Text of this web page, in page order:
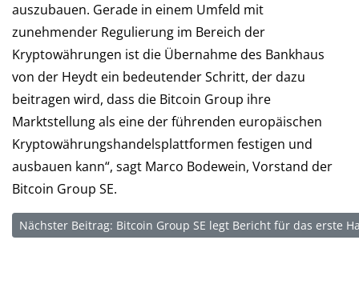
auszubauen. Gerade in einem Umfeld mit
zunehmender Regulierung im Bereich der
Kryptowährungen ist die Übernahme des Bankhaus
von der Heydt ein bedeutender Schritt, der dazu
beitragen wird, dass die Bitcoin Group ihre
Marktstellung als eine der führenden europäischen
Kryptowährungshandelsplattformen festigen und
ausbauen kann“, sagt Marco Bodewein, Vorstand der
Bitcoin Group SE.
Nächster Beitrag: Bitcoin Group SE legt Bericht für das erste